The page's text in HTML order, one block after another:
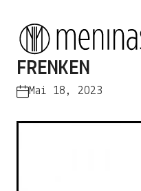
FRENKEN
Mai 18, 2023